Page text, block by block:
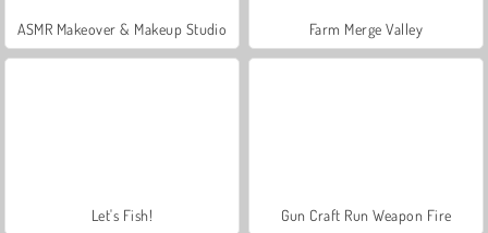
ASMR Makeover & Makeup Studio Farm Merge Valley
Let's Fish! Gun Craft Run Weapon Fire